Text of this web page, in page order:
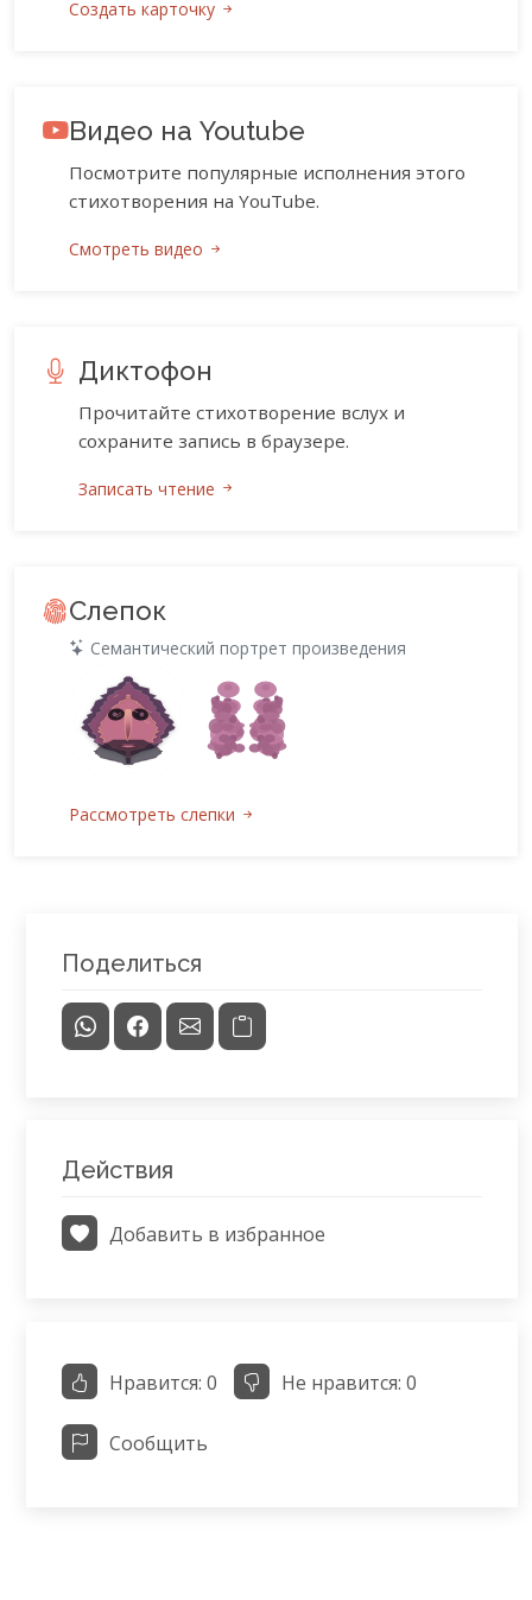
Создать карточку
Видео на Youtube
Посмотрите популярные исполнения этого
стихотворения на YouTube.
Смотреть видео
Диктофон
Прочитайте стихотворение вслух и
сохраните запись в браузере.
Записать чтение
Слепок
Семантический портрет произведения
Рассмотреть слепки
Поделиться
Действия
Добавить в избранное
Нравится: 0 Не нравится: 0
Сообщить